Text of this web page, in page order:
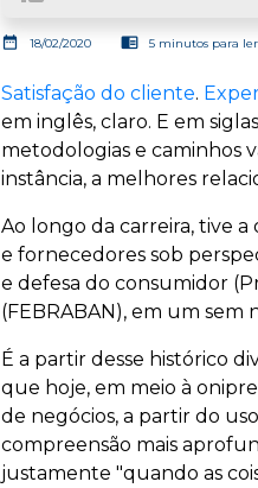
date_range 18/02/2020 chrome_reader_mode 5 minutos para ler
Satisfação do cliente.
em inglês, claro. E em
metodologias e caminhos
instância, a melhores
Ao longo da carreira, tive
e fornecedores sob
e defesa do consumidor
(FEBRABAN), em um
É a partir desse histórico
que hoje, em meio à
de negócios, a partir do
compreensão mais
justamente "quando as